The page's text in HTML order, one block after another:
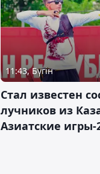
11:43, Бүгін
Стал известен
лучников из
Азиатские игры-